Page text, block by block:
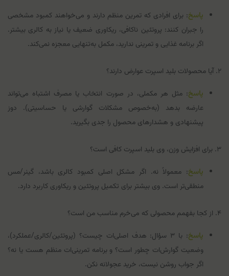
پاسخ: برای افرادی که تمرین منظم دارند و می‌خواهند کمبود مشخصی
را جبران کنند: پروتئین ناکافی، ریکاوری ضعیف یا نیاز به کالری بیشتر.
اگر برنامه غذایی و تمرینی ندارید، مکمل به‌تنهایی معجزه نمی‌کند.
۲. آیا محصولات بلید اسپرت عوارض دارند؟
پاسخ: مثل هر مکملی، در صورت انتخاب یا مصرف اشتباه می‌تواند
عارضه بدهد (به‌خصوص مشکلات گوارشی یا حساسیتی). دوز
پیشنهادی و هشدارهای محصول را جدی بگیرید.
۳. برای افزایش وزن، وی بلید اسپرت کافی است؟
پاسخ: معمولاً نه. اگر مشکل اصلی کمبود کالری باشد، گینر/مس
منطقی‌تر است. وی بیشتر برای تکمیل پروتئین و ریکاوری کاربرد دارد.
۴. از کجا بفهمم محصولی که می‌خرم مناسب من است؟
پاسخ
: با ۳ سؤال: هدف اصلی‌ات چیست؟ (پروتئین/کالری/عملکرد)،
وضعیت گوارش‌ات چطور است؟ و برنامه تمرینی‌ات منظم هست یا نه؟
اگر جواب روشن نیست، خرید عجولانه نکن.